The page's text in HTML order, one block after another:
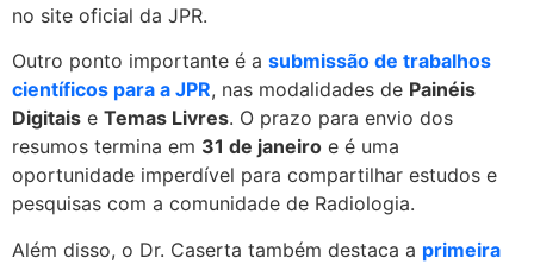
no site oficial da JPR.
Outro ponto importante é a submissão de trabalhos
científicos para a JPR, nas modalidades de Painéis
Digitais e Temas Livres. O prazo para envio dos
resumos termina em 31 de janeiro e é uma
oportunidade imperdível para compartilhar estudos e
pesquisas com a comunidade de Radiologia.
Além disso, o Dr. Caserta também destaca a primeira